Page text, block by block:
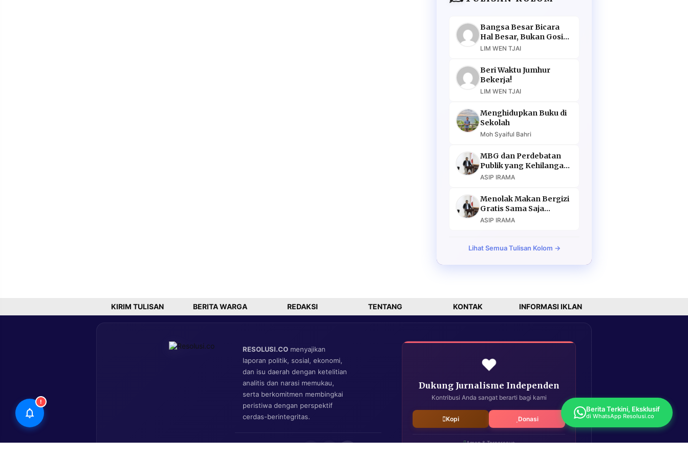
Bangsa Besar Bicara
Hal Besar, Bukan Gosip
Murahan
LIM WEN TJAI
Beri Waktu Jumhur
Bekerja!
LIM WEN TJAI
Menghidupkan Buku di
Sekolah
Moh Syaiful Bahri
MBG dan Perdebatan
Publik yang Kehilangan
Argumen
ASIP IRAMA
Menolak Makan Bergizi
Gratis Sama Saja
Menolak Masa Depan
ASIP IRAMA
Lihat Semua Tulisan Kolom →
KIRIM TULISAN BERITA WARGA REDAKSI TENTANG KONTAK INFORMASI IKLAN
RESOLUSI.CO menyajikan
laporan politik, sosial, ekonomi,
dan isu daerah dengan ketelitian
analitis dan narasi memukau,
serta berkomitmen membingkai
peristiwa dengan perspektif
cerdas-berintegritas.
❤️
Dukung Jurnalisme Independen
Kontribusi Anda sangat berarti bagi kami
Kopi Donasi
Aman & Terpercaya
!
Berita Terkini, Eksklusif
di WhatsApp Resolusi.co